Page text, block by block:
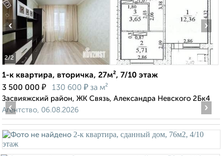
2/2
‹ ›
1-к квартира, вторичка, 27м², 7/10 этаж
3 500 000 ₽ 130 600 ₽ за м²
Засвияжский район, ЖК Связь, Александра Невского 2Бк4
Агентство, 06.08.2026
‹ ›